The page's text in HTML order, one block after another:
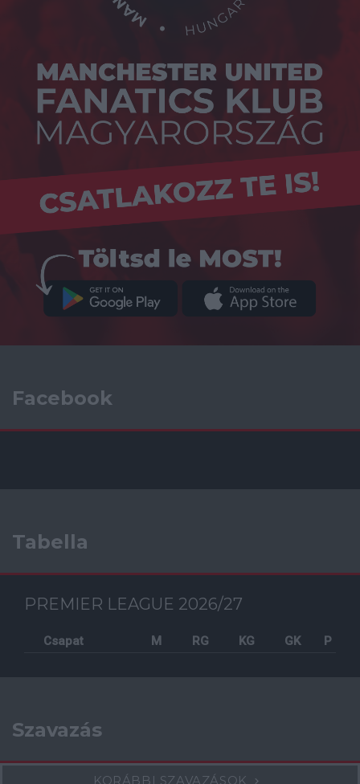
Facebook
Tabella
PREMIER LEAGUE 2026/27
Csapat M RG KG GK P
Szavazás
KORÁBBI SZAVAZÁSOK